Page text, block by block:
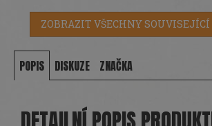
ZOBRAZIT VŠECHNY
POPIS DISKUZE ZNAČKA